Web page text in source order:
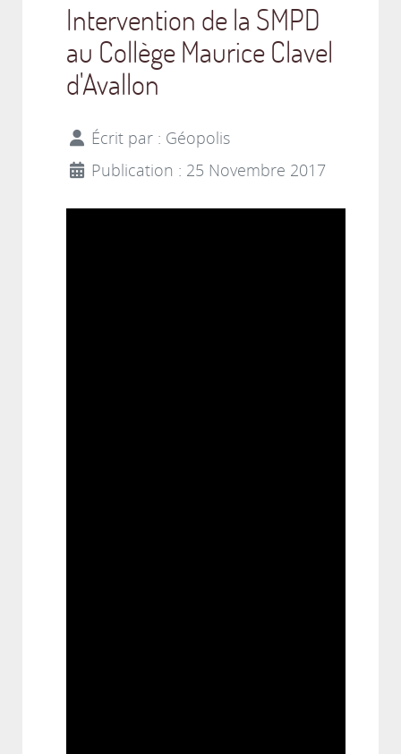
Intervention de la SMPD
au Collège Maurice Clavel
d'Avallon
Écrit par : Géopolis
Publication : 25 Novembre 2017